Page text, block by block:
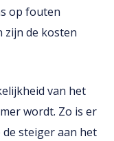
op fouten
zijn de kosten
van het
wordt. Zo is er
steiger aan het